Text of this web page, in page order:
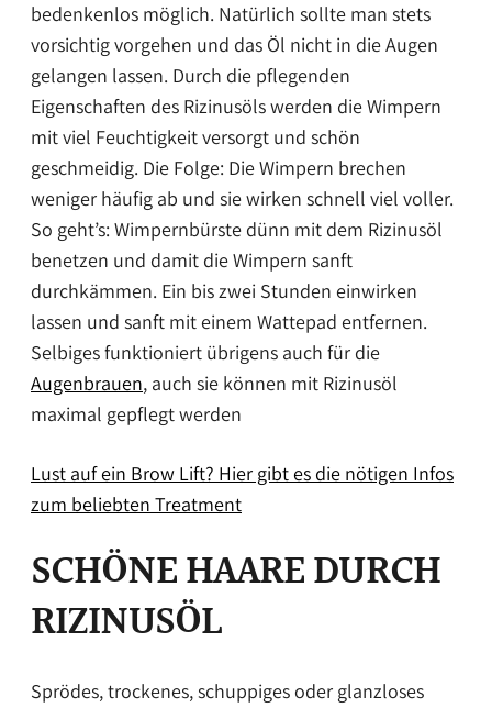
bedenkenlos möglich. Natürlich sollte man stets
vorsichtig vorgehen und das Öl nicht in die Augen
gelangen lassen. Durch die pflegenden
Eigenschaften des Rizinusöls werden die Wimpern
mit viel Feuchtigkeit versorgt und schön
geschmeidig. Die Folge: Die Wimpern brechen
weniger häufig ab und sie wirken schnell viel voller.
So geht’s: Wimpernbürste dünn mit dem Rizinusöl
benetzen und damit die Wimpern sanft
durchkämmen. Ein bis zwei Stunden einwirken
lassen und sanft mit einem Wattepad entfernen.
Selbiges funktioniert übrigens auch für die
Augenbrauen, auch sie können mit Rizinusöl
maximal gepflegt werden
Lust auf ein Brow Lift? Hier gibt es die nötigen Infos
zum beliebten Treatment
SCHÖNE HAARE DURCH
RIZINUSÖL
Sprödes, trockenes, schuppiges oder glanzloses